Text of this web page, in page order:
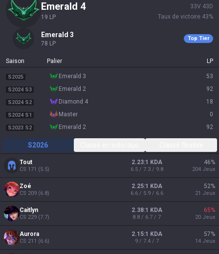
emerald 4
19 LP
33V 43 D
Taux de victoire 43%
emerald 3
78 LP
Top Tier
Saison Palier LP
S2025 emerald 3 53
S2024 S3 emerald 2 92
S2024 S2 diamond 4 18
S2024 S1 master 0
S2023 S2 emerald 2 92
S2026
Tout
CS 171 (5.5)
2.23:1 KDA
6.5 / 7.3 / 9.8
46%
204 Jeux
Zoé
CS 209 (6.8)
2.25:1 KDA
6.6 / 5.9 / 6.6
52%
21 Jeux
Caitlyn
CS 229 (7.7)
2.38:1 KDA
8.8 / 6.7 / 7
65%
20 Jeux
Aurora
CS 211 (6.6)
2.15:1 KDA
9 / 7.4 / 7
57%
14 Jeux